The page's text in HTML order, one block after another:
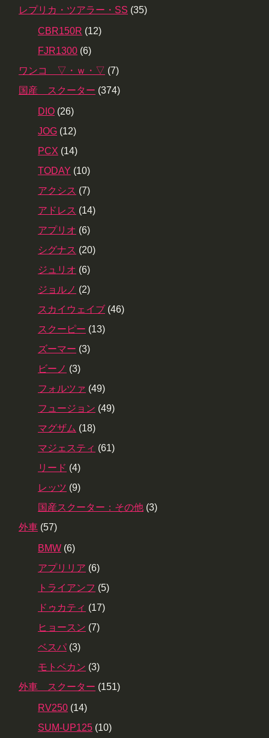
レプリカ・ツアラー・SS (35)
CBR150R (12)
FJR1300 (6)
ワンコ ▽・ｗ・▽ (7)
国産 スクーター (374)
DIO (26)
JOG (12)
PCX (14)
TODAY (10)
アクシス (7)
アドレス (14)
アプリオ (6)
シグナス (20)
ジュリオ (6)
ジョルノ (2)
スカイウェイブ (46)
スクーピー (13)
ズーマー (3)
ビーノ (3)
フォルツァ (49)
フュージョン (49)
マグザム (18)
マジェスティ (61)
リード (4)
レッツ (9)
国産スクーター：その他 (3)
外車 (57)
BMW (6)
アプリリア (6)
トライアンフ (5)
ドゥカティ (17)
ヒョースン (7)
ベスパ (3)
モトベカン (3)
外車 スクーター (151)
RV250 (14)
SUM-UP125 (10)